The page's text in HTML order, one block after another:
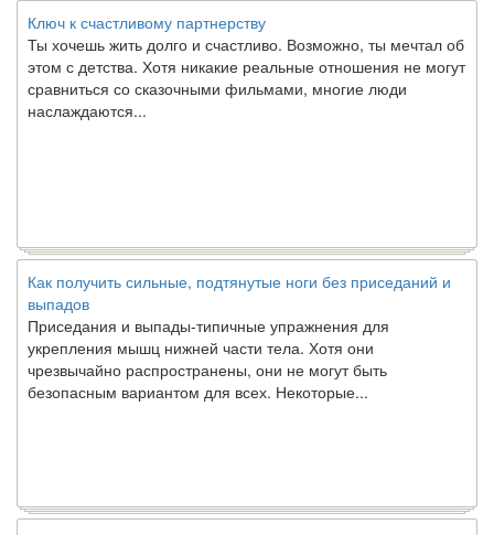
Ключ к счастливому партнерству
Ты хочешь жить долго и счастливо. Возможно, ты мечтал об
этом с детства. Хотя никакие реальные отношения не могут
сравниться со сказочными фильмами, многие люди
наслаждаются...
Как получить сильные, подтянутые ноги без приседаний и
выпадов
Приседания и выпады-типичные упражнения для
укрепления мышц нижней части тела. Хотя они
чрезвычайно распространены, они не могут быть
безопасным вариантом для всех. Некоторые...
Создана программа предсказывающая смерть человека с